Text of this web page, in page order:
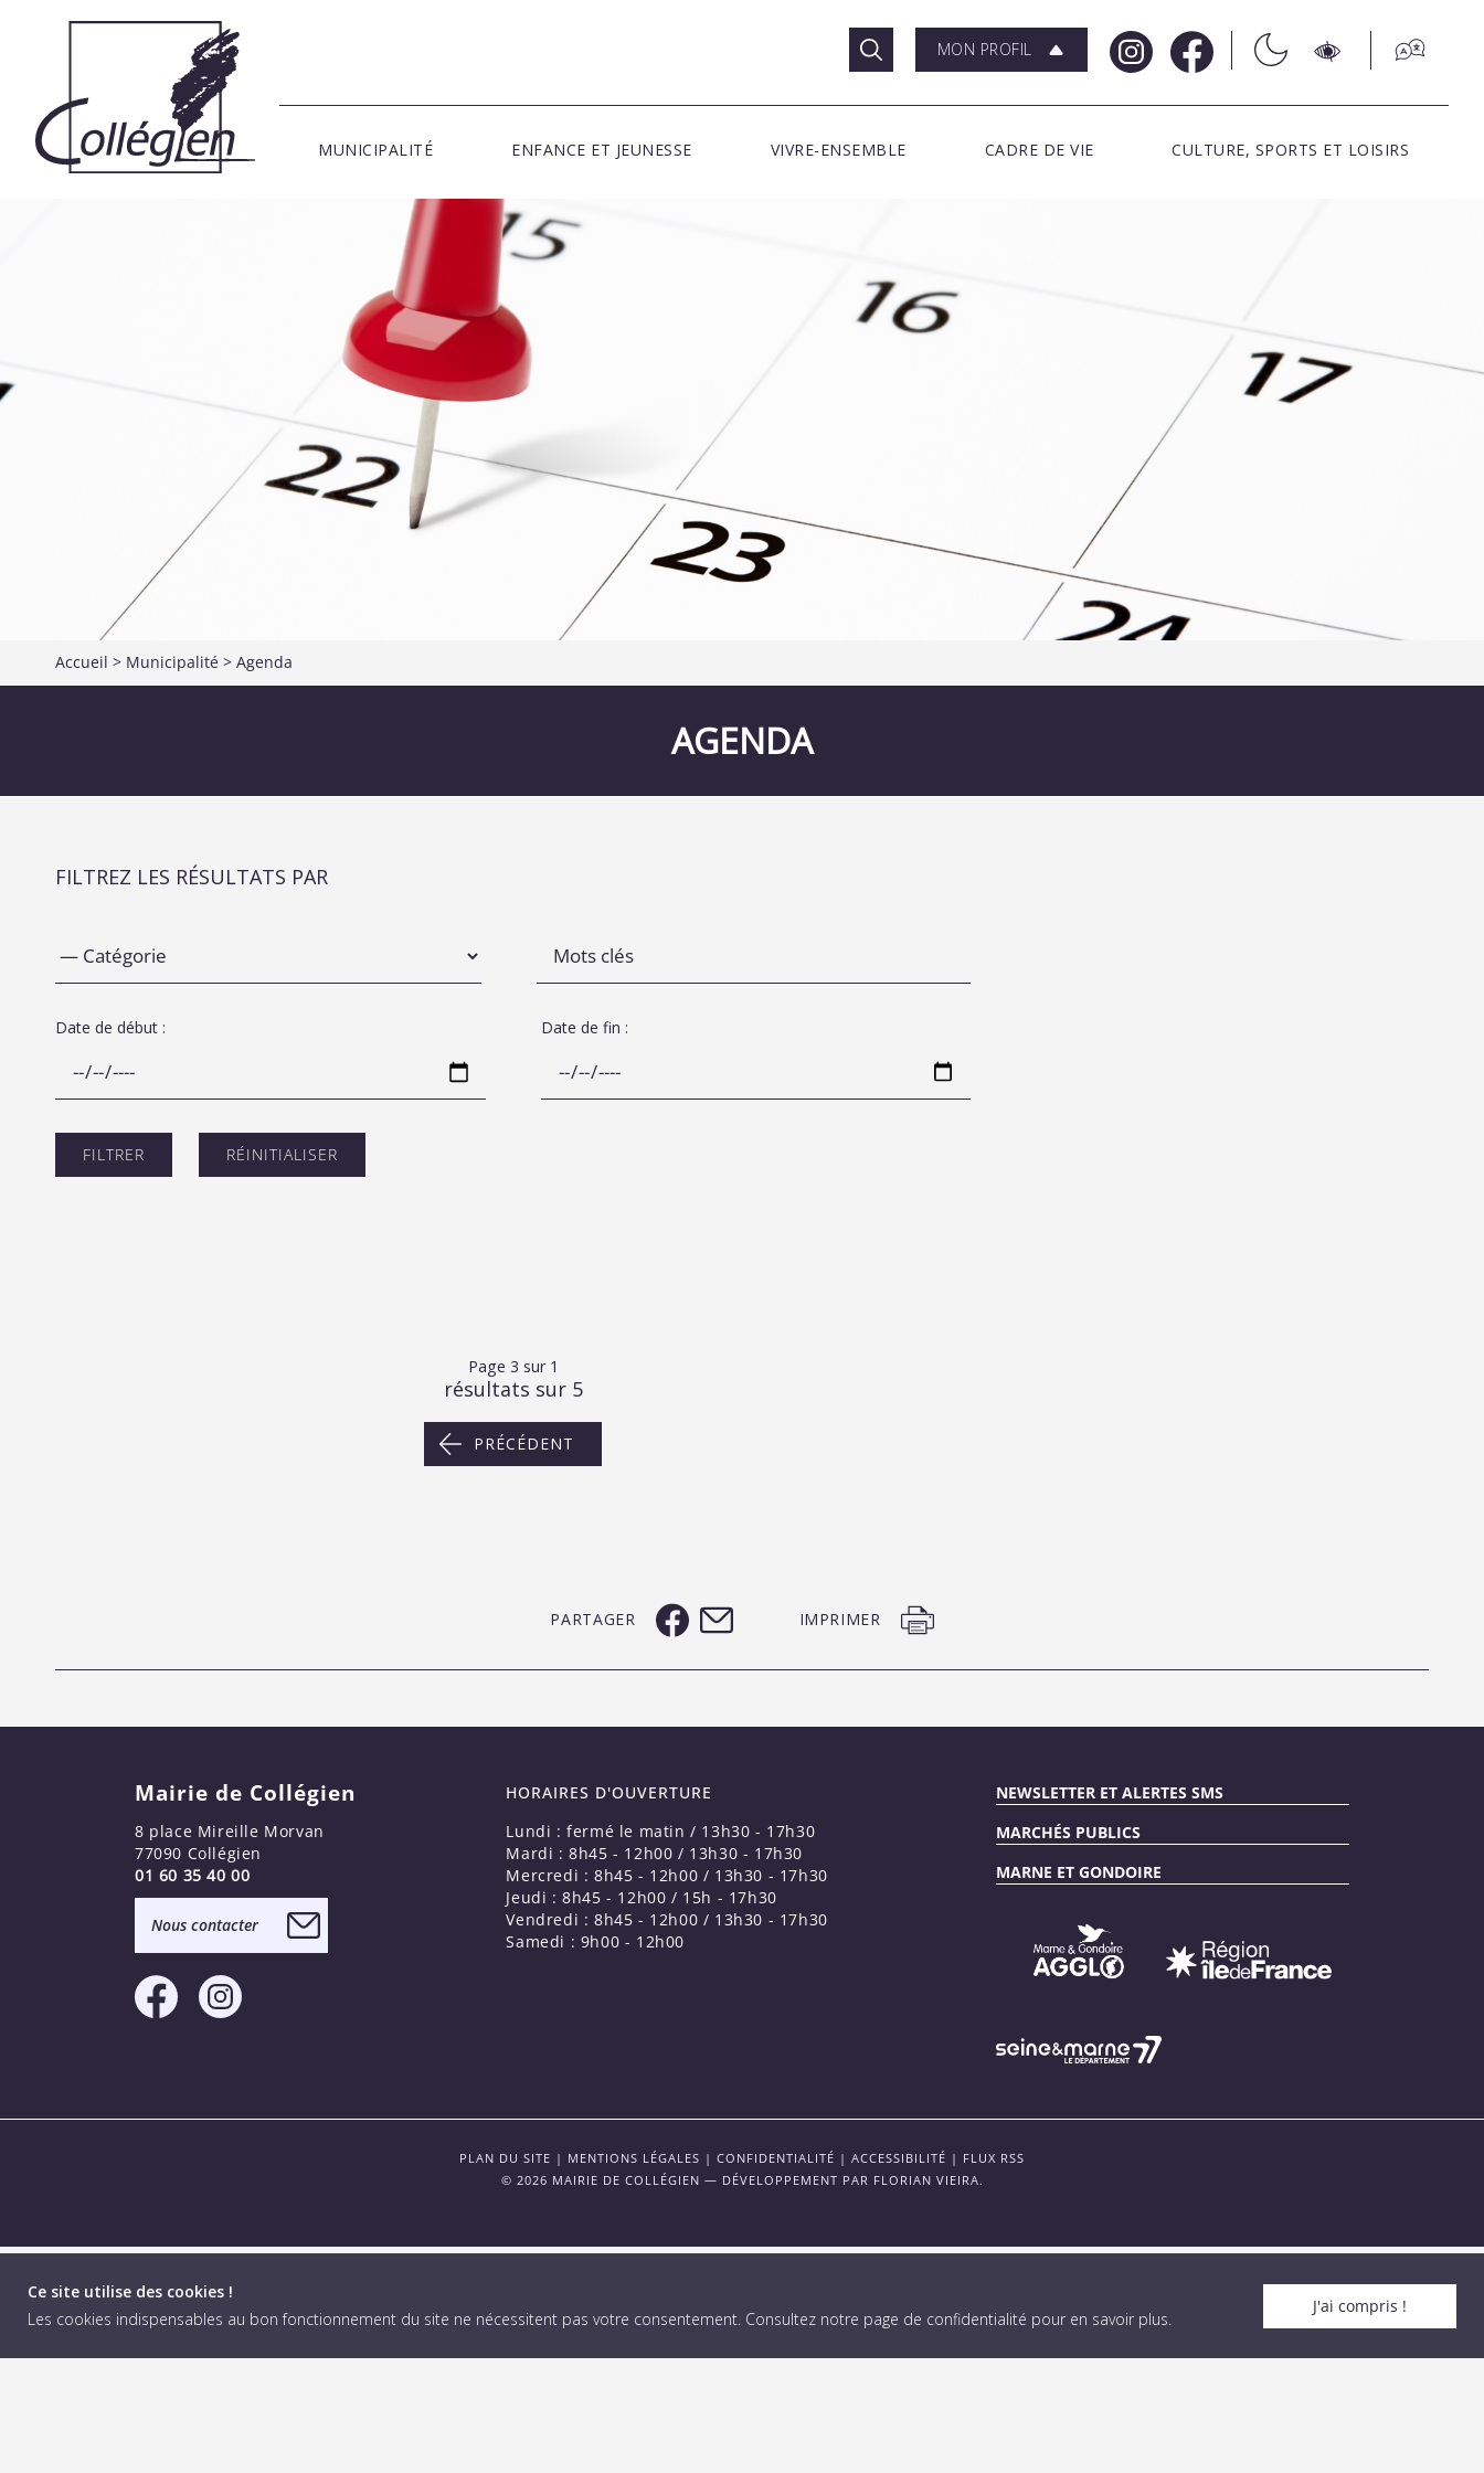
Ce site utilise des cookies !
Les cookies indispensables au bon fonctionnement du site ne nécessitent pas votre consentement. Consultez notre page de confidentialité pour en savoir plus.
J'ai compris !
MON PROFIL
MUNICIPALITÉ ENFANCE ET JEUNESSE VIVRE-ENSEMBLE CADRE DE VIE CULTURE, SPORTS ET LOISIRS
Accueil > Municipalité > Agenda
AGENDA
FILTREZ LES RÉSULTATS PAR
Date de début : Date de fin :
Page 3 sur 1
résultats sur 5
PRÉCÉDENT
PARTAGER IMPRIMER
Mairie de Collégien
8 place Mireille Morvan
77090 Collégien
01 60 35 40 00
Nous contacter
HORAIRES D'OUVERTURE
Lundi : fermé le matin / 13h30 - 17h30
Mardi : 8h45 - 12h00 / 13h30 - 17h30
Mercredi : 8h45 - 12h00 / 13h30 - 17h30
Jeudi : 8h45 - 12h00 / 15h - 17h30
Vendredi : 8h45 - 12h00 / 13h30 - 17h30
Samedi : 9h00 - 12h00
NEWSLETTER ET ALERTES SMS
MARCHÉS PUBLICS
MARNE ET GONDOIRE
PLAN DU SITE | MENTIONS LÉGALES | CONFIDENTIALITÉ | ACCESSIBILITÉ | FLUX RSS
© 2026 MAIRIE DE COLLÉGIEN — DÉVELOPPEMENT PAR FLORIAN VIEIRA.